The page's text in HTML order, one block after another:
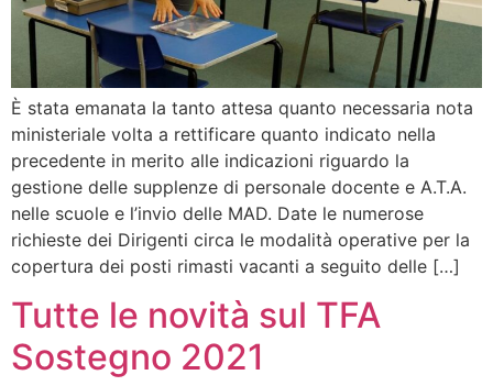
È stata emanata la tanto attesa quanto necessaria nota
ministeriale volta a rettificare quanto indicato nella
precedente in merito alle indicazioni riguardo la
gestione delle supplenze di personale docente e A.T.A.
nelle scuole e l’invio delle MAD. Date le numerose
richieste dei Dirigenti circa le modalità operative per la
copertura dei posti rimasti vacanti a seguito delle […]
Tutte le novità sul TFA
Sostegno 2021